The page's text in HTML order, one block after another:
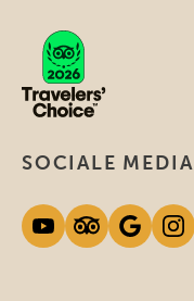
SOCIALE MEDIA